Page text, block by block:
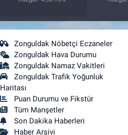
Zonguldak Nöbetçi Eczaneler
Zonguldak Hava Durumu
Zonguldak Namaz Vakitleri
Zonguldak Trafik Yoğunluk
Haritası
Puan Durumu ve Fikstür
Tüm Manşetler
Son Dakika Haberleri
Haber Arşivi